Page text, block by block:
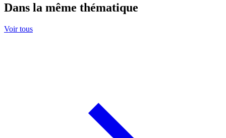
Dans la même thématique
Voir tous